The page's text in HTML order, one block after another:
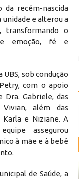
da recém-nascida
unidade e alterou a
transformando o
emoção, fé e
sob condução
com o apoio
Dra. Gabriele, das
além das
e Niziane. A
assegurou
à mãe e à bebê
de Saúde, a